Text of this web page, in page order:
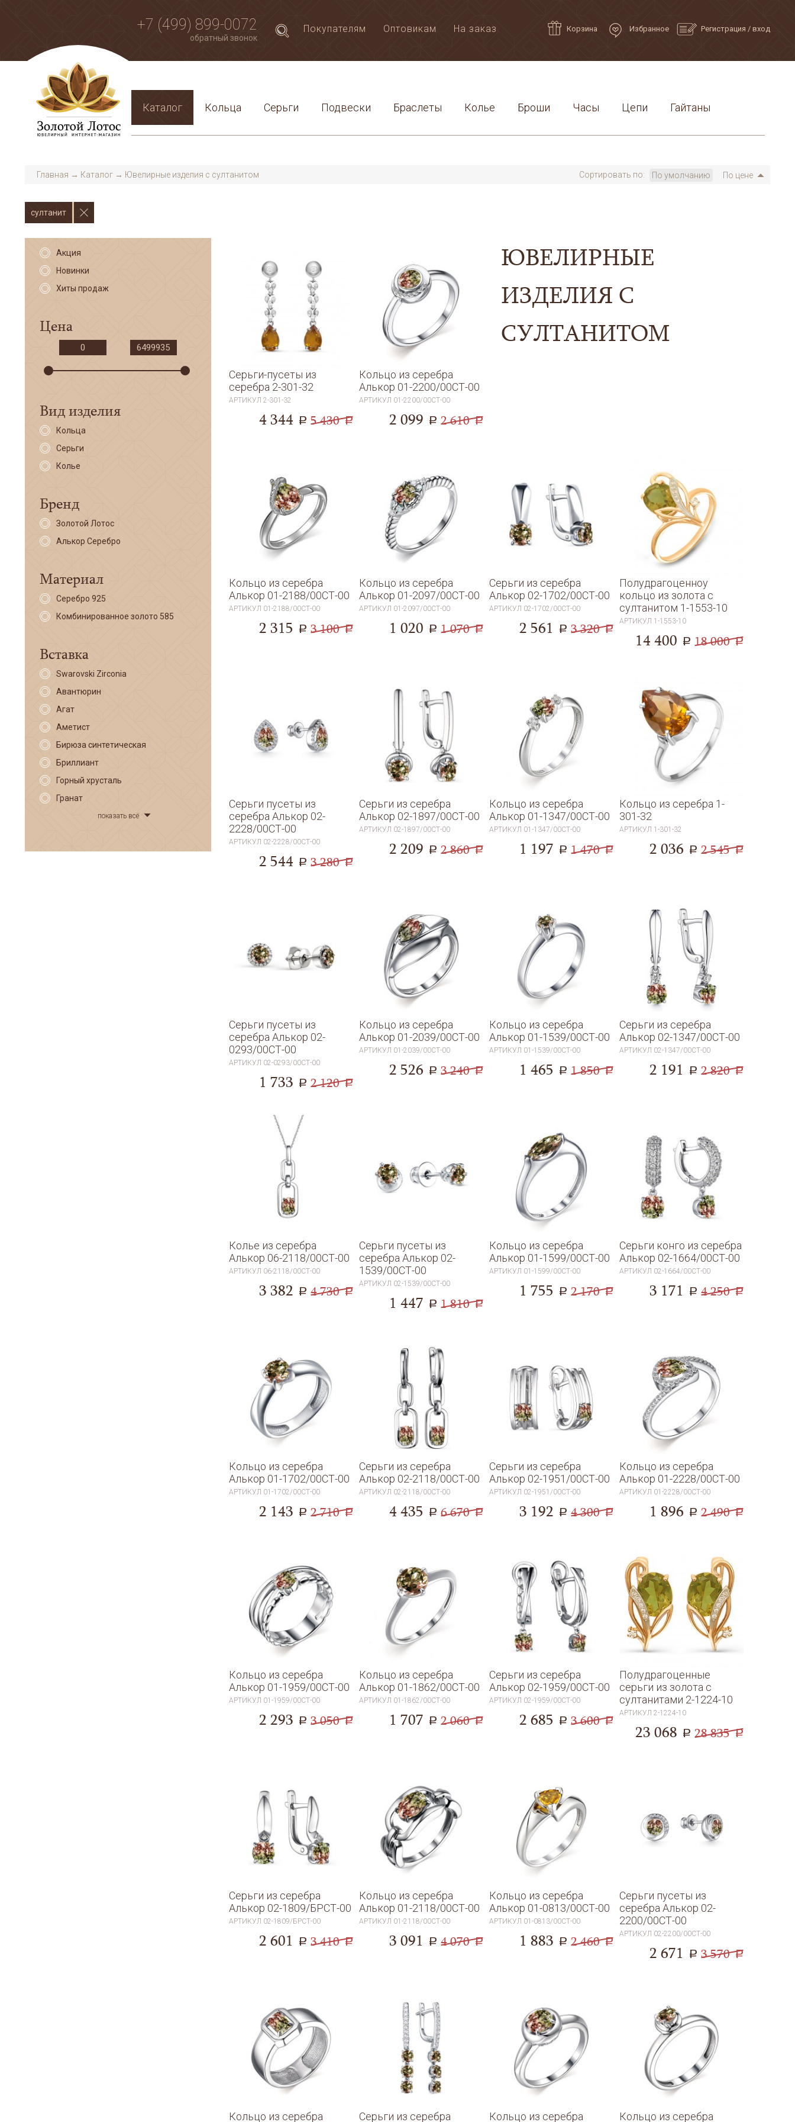
+7 (499) 899-0072
обратный звонок
Покупателям Оптовикам На заказ Корзина Избранное Регистрация / вход
Каталог Кольца Серьги Подвески Браслеты Колье Броши Часы Цепи Гайтаны
Главная → Каталог → Ювелирные изделия с султанитом Сортировать по: По умолчанию По цене
султанит
Акция
Новинки
Хиты продаж
Цена
Вид изделия
Кольца
Серьги
Колье
Бренд
Золотой Лотос
Алькор Серебро
Материал
Серебро 925
Комбинированное золото 585
Вставка
Swarovski Zirconia
Авантюрин
Агат
Аметист
Бирюза синтетическая
Бриллиант
Горный хрусталь
Гранат
показать всё
ЮВЕЛИРНЫЕ
ИЗДЕЛИЯ С
СУЛТАНИТОМ
Серьги-пусеты из
серебра 2-301-32
АРТИКУЛ2-301-32
4 344 a 5 430 a
Кольцо из серебра
Алькор 01-2200/00СТ-00
АРТИКУЛ 01-2200/00СТ-00
2 099 a 2 610 a
Кольцо из серебра
Алькор 01-2188/00СТ-00
АРТИКУЛ 01-2188/00СТ-00
2 315 a 3 100 a
Кольцо из серебра
Алькор 01-2097/00СТ-00
АРТИКУЛ 01-2097/00СТ-00
1 020 a 1 070 a
Серьги из серебра
Алькор 02-1702/00СТ-00
АРТИКУЛ 02-1702/00СТ-00
2 561 a 3 320 a
Полудрагоценноу
кольцо из золота с
султанитом 1-1553-10
АРТИКУЛ 1-1553-10
14 400 a 18 000 a
Серьги пусеты из
серебра Алькор 02-
2228/00СТ-00
АРТИКУЛ 02-2228/00СТ-00
2 544 a 3 280 a
Серьги из серебра
Алькор 02-1897/00СТ-00
АРТИКУЛ 02-1897/00СТ-00
2 209 a 2 860 a
Кольцо из серебра
Алькор 01-1347/00СТ-00
АРТИКУЛ 01-1347/00СТ-00
1 197 a 1 470 a
Кольцо из серебра 1-
301-32
АРТИКУЛ 1-301-32
2 036 a 2 545 a
Серьги пусеты из
серебра Алькор 02-
0293/00СТ-00
АРТИКУЛ 02-0293/00СТ-00
1 733 a 2 120 a
Кольцо из серебра
Алькор 01-2039/00СТ-00
АРТИКУЛ 01-2039/00СТ-00
2 526 a 3 240 a
Кольцо из серебра
Алькор 01-1539/00СТ-00
АРТИКУЛ 01-1539/00СТ-00
1 465 a 1 850 a
Серьги из серебра
Алькор 02-1347/00СТ-00
АРТИКУЛ 02-1347/00СТ-00
2 191 a 2 820 a
Колье из серебра
Алькор 06-2118/00СТ-00
АРТИКУЛ 06-2118/00СТ-00
3 382 a 4 730 a
Серьги пусеты из
серебра Алькор 02-
1539/00СТ-00
АРТИКУЛ 02-1539/00СТ-00
1 447 a 1 810 a
Кольцо из серебра
Алькор 01-1599/00СТ-00
АРТИКУЛ 01-1599/00СТ-00
1 755 a 2 170 a
Серьги конго из серебра
Алькор 02-1664/00СТ-00
АРТИКУЛ 02-1664/00СТ-00
3 171 a 4 250 a
Кольцо из серебра
Алькор 01-1702/00СТ-00
АРТИКУЛ 01-1702/00СТ-00
2 143 a 2 710 a
Серьги из серебра
Алькор 02-2118/00СТ-00
АРТИКУЛ 02-2118/00СТ-00
4 435 a 6 670 a
Серьги из серебра
Алькор 02-1951/00СТ-00
АРТИКУЛ 02-1951/00СТ-00
3 192 a 4 300 a
Кольцо из серебра
Алькор 01-2228/00СТ-00
АРТИКУЛ 01-2228/00СТ-00
1 896 a 2 490 a
Кольцо из серебра
Алькор 01-1959/00СТ-00
АРТИКУЛ 01-1959/00СТ-00
2 293 a 3 050 a
Кольцо из серебра
Алькор 01-1862/00СТ-00
АРТИКУЛ 01-1862/00СТ-00
1 707 a 2 060 a
Серьги из серебра
Алькор 02-1959/00СТ-00
АРТИКУЛ 02-1959/00СТ-00
2 685 a 3 600 a
Полудрагоценные
серьги из золота с
султанитами 2-1224-10
АРТИКУЛ2-1224-10
23 068 a 28 835 a
Серьги из серебра
Алькор 02-1809/БРСТ-00
АРТИКУЛ 02-1809/БРСТ-00
2 601 a 3 410 a
Кольцо из серебра
Алькор 01-2118/00СТ-00
АРТИКУЛ 01-2118/00СТ-00
3 091 a 4 070 a
Кольцо из серебра
Алькор 01-0813/00СТ-00
АРТИКУЛ 01-0813/00СТ-00
1 883 a 2 460 a
Серьги пусеты из
серебра Алькор 02-
2200/00СТ-00
АРТИКУЛ 02-2200/00СТ-00
2 671 a 3 570 a
Кольцо из серебра Серьги из серебра Кольцо из серебра Кольцо из серебра